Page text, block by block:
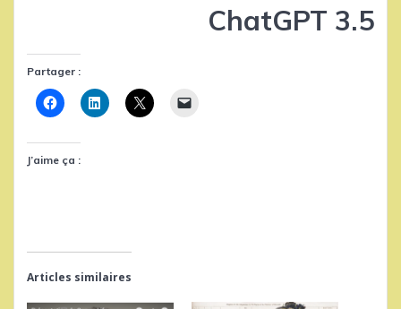
ChatGPT 3.5
Partager :
J’aime ça :
Articles similaires